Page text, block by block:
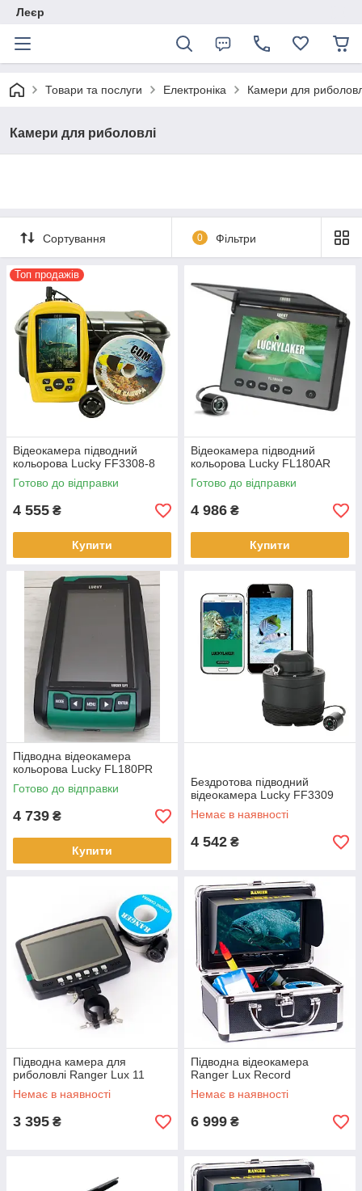
Леєр
Товари та послуги Електроніка Камери для
Камери для риболовлі
Сортування 0 Фільтри
Топ продажів
Відеокамера підводний
кольорова Lucky FF3308-8
Готово до відправки
4 555 ₴
Купити
Відеокамера підводний
кольорова Lucky FL180AR
Готово до відправки
4 986 ₴
Купити
Підводна відеокамера
кольорова Lucky FL180PR
Готово до відправки
4 739 ₴
Купити
Бездротова підводний
відеокамера Lucky FF3309
Немає в наявності
4 542 ₴
Підводна камера для
риболовлі Ranger Lux 11
Немає в наявності
3 395 ₴
Підводна відеокамера
Ranger Lux Record
Немає в наявності
6 999 ₴